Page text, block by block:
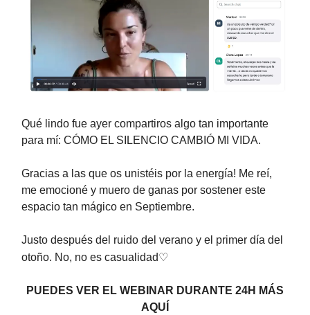
Qué lindo fue ayer compartiros algo tan importante
para mí: CÓMO EL SILENCIO CAMBIÓ MI VIDA.
Gracias a las que os unistéis por la energía! Me reí,
me emocioné y muero de ganas por sostener este
espacio tan mágico en Septiembre.
Justo después del ruido del verano y el primer día del
otoño. No, no es casualidad♡
PUEDES VER EL WEBINAR DURANTE 24H MÁS
AQUÍ